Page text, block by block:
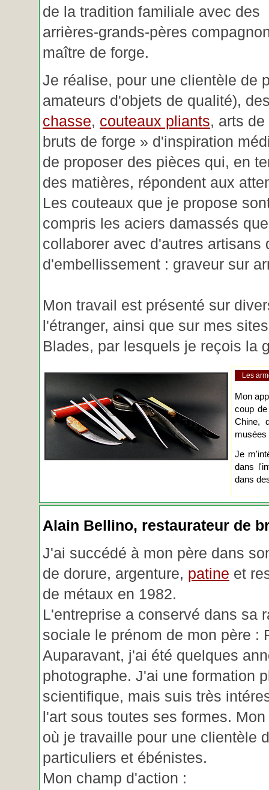
de la tradition familiale avec des
arrières-grands-pères
maître de forge.
Je réalise, pour une clientèle de
amateurs d'objets de qualité),
chasse, couteaux pliants, arts
bruts de forge » d'inspiration
de proposer des pièces qui, en
des matières, répondent aux
Les couteaux que je propose
compris les aciers damassés
collaborer avec d'autres artisans
d'embellissement : graveur sur
Mon travail est présenté sur
l'étranger, ainsi que sur mes
Blades, par lesquels je reçois la
Les
Mon
coup
Chine,
musées
Je
dans
dans
Alain Bellino, restaurateur de
J'ai succédé à mon père dans
de dorure, argenture, patine et
de métaux en 1982.
L'entreprise a conservé dans sa
sociale le prénom de mon père :
Auparavant, j'ai été quelques
photographe. J'ai une formation
scientifique, mais suis très
l'art sous toutes ses formes.
où je travaille pour une clientèle
particuliers et ébénistes.
Mon champ d'action :